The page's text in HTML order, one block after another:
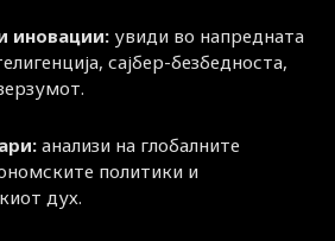
иновации: увиди во напредната
сајбер-безбедноста,
анализи на глобалните
политики и
дух.